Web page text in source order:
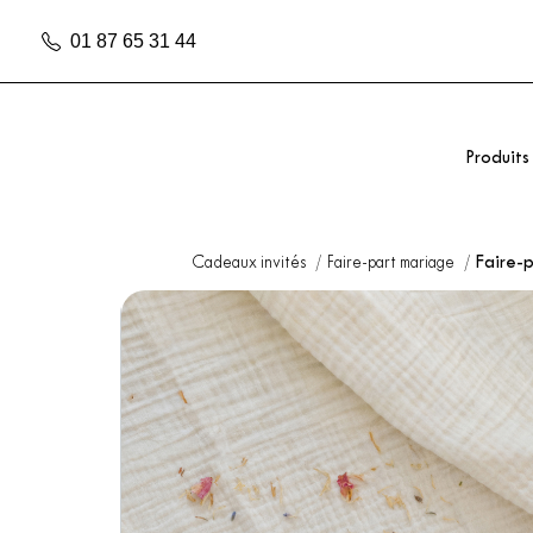
01 87 65 31 44
Produits
Cadeaux invités Faire-part mariage Faire-